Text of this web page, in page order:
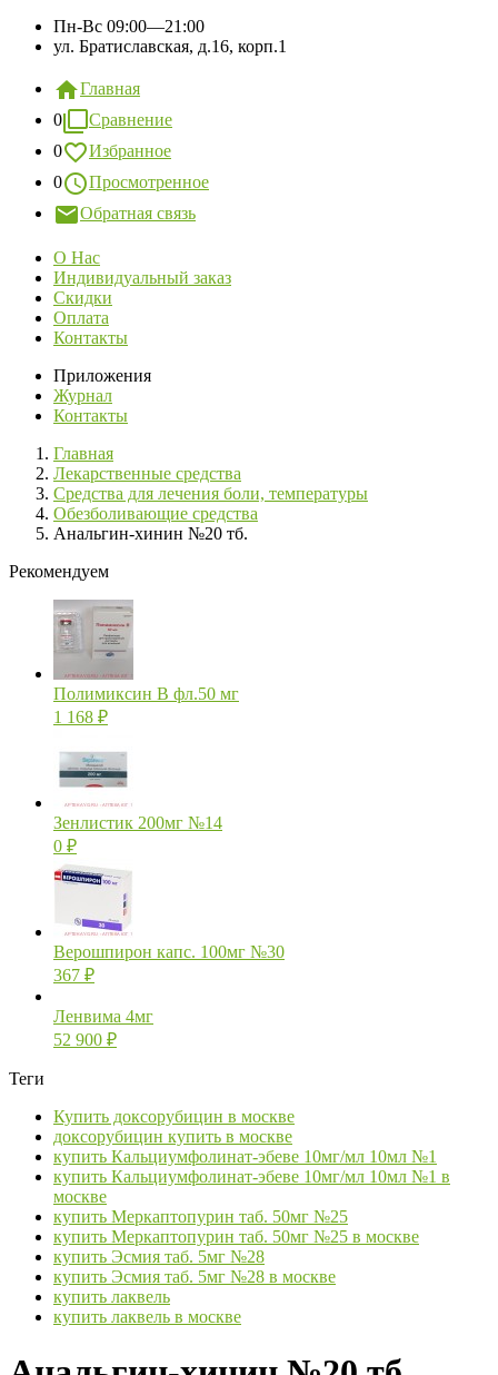
Пн-Вс 09:00—21:00
ул. Братиславская, д.16, корп.1
Главная
0
Сравнение
0
Избранное
0
Просмотренное
Обратная связь
О Нас
Индивидуальный заказ
Скидки
Оплата
Контакты
Приложения
Журнал
Контакты
Главная
Лекарственные средства
Средства для лечения боли, температуры
Обезболивающие средства
Анальгин-хинин №20 тб.
Рекомендуем
Полимиксин В фл.50 мг
1 168 ₽
Зенлистик 200мг №14
0 ₽
Верошпирон капс. 100мг №30
367 ₽
Ленвима 4мг
52 900 ₽
Теги
Купить доксорубицин в москве
доксорубицин купить в москве
купить Кальциумфолинат-эбеве 10мг/мл 10мл №1
купить Кальциумфолинат-эбеве 10мг/мл 10мл №1 в
москве
купить Меркаптопурин таб. 50мг №25
купить Меркаптопурин таб. 50мг №25 в москве
купить Эсмия таб. 5мг №28
купить Эсмия таб. 5мг №28 в москве
купить лаквель
купить лаквель в москве